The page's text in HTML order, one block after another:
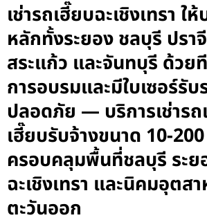
เช่ารถเฮี๊ยบฉะเชิงเทรา ใ
หลักทั้งระยอง ชลบุรี ปรา
สระแก้ว และจันทบุรี ด้วย
การอบรมและมีใบเซอร์รั
ปลอดภัย — บริการเช่ารถ
เฮี๊ยบรับจ้างขนาด 10-
ครอบคลุมพื้นที่ชลบุรี ระย
ฉะเชิงเทรา และนิคมอุตส
ตะวันออก